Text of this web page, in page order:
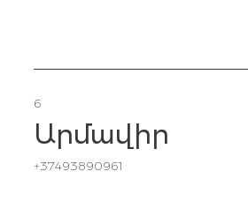
6
Արմավիր
+37493890961